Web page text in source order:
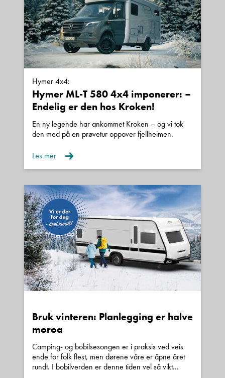
enheten som vinterdekk, telt og markisevegger
ect. Så er dette noe som ikke er garanti på og
bare følger med enheten.
Salgsobjektet kan ha blitt fremvist for kunder eller
brukt i butikkens utstilling eller blitt brukt i utleie.
Vi gjør oppmerksom på at den angivelse av
egenvekt og nyttelast som fremkommer i denne
annonsen er innhentet fra kjøretøyets vognkort
eller tilsvarende.
Vær oppmerksom på at den oppgitte egenvekt
derfor kun angir vekten på en minimumsutstyrt
produsentens spesifikasjoner.
Kjøretøyets vekt vil kunne variere fra den
egenvekt som er angitt i vognkortet.
PersonvernerklæringogVilkår for bruk er gjeldende.
Kontakt avdeling
Hymer 4x4:
Hymer ML-T 580 4x4 imponerer: –
Endelig er den hos Kroken!
En ny legende har ankommet Kroken – og vi tok
den med på en prøvetur oppover fjellheimen.
Les mer
Bruk vinteren: Planlegging er halve
moroa
Camping- og bobilsesongen er i praksis ved veis
ende for folk flest, men dørene våre er åpne året
rundt. I bobilverden er denne tiden vel så vikt...